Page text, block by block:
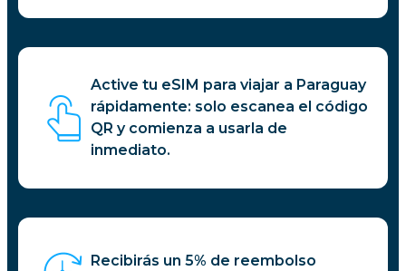
Active tu eSIM para viajar a Paraguay
rápidamente: solo escanea el código
QR y comienza a usarla de
inmediato.
Recibirás un 5% de reembolso